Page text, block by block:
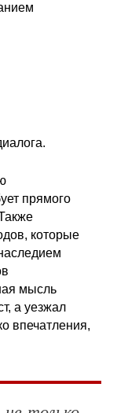
прямого
которые
мысль
а уезжал
впечатления,